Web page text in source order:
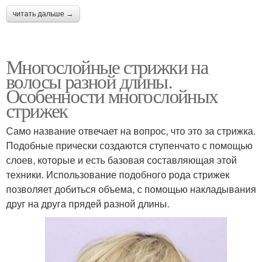
читать дальше →
Многослойные стрижки на
волосы разной длины.
Особенности многослойных
стрижек
Само название отвечает на вопрос, что это за стрижка.
Подобные прически создаются ступенчато с помощью
слоев, которые и есть базовая составляющая этой
техники. Использование подобного рода стрижек
позволяет добиться объема, с помощью накладывания
друг на друга прядей разной длины.